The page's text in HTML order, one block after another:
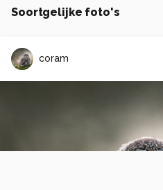
Soortgelijke foto's
coram